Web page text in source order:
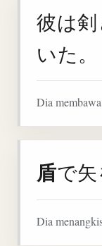
彼は剣
いた。
Dia
盾で矢
Dia